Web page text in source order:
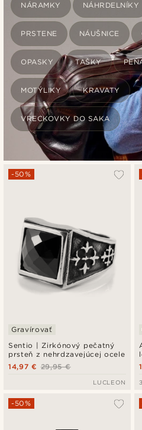
Sentio | Zirkónový pečatný
prsteň z nehrdzavejúcej ocele
-50%
Gravírovať
29,95 €
14,97 €
LUCLEON
-50%
NÁRAMKY NÁHRDELNÍKY
PRSTENE NÁUŠNICE
OPASKY TAŠKY
MOTÝLIKY KRAVATY
VRECKOVKY DO SAKA